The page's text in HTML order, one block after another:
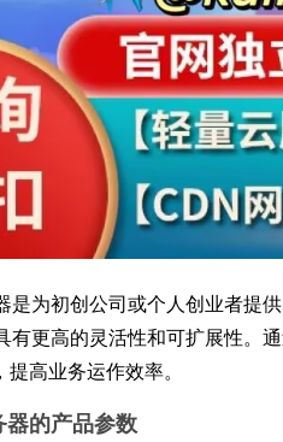
是为初创公司或个人创业者提
有更高的灵活性和可扩展性。
高业务运作效率。
器的产品参数